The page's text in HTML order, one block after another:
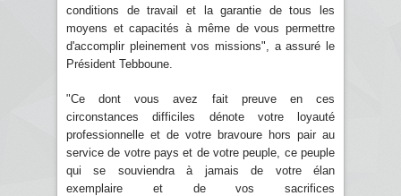
conditions de travail et la garantie de tous les
moyens et capacités à même de vous permettre
d'accomplir pleinement vos missions", a assuré le
Président Tebboune.
"Ce dont vous avez fait preuve en ces
circonstances difficiles dénote votre loyauté
professionnelle et de votre bravoure hors pair au
service de votre pays et de votre peuple, ce peuple
qui se souviendra à jamais de votre élan
exemplaire et de vos sacrifices